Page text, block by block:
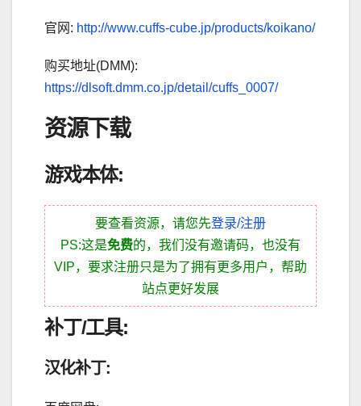
官网: http://www.cuffs-cube.jp/products/koikano/
购买地址(DMM):
https://dlsoft.dmm.co.jp/detail/cuffs_0007/
资源下载
游戏本体:
要查看资源，请您先登录/注册
PS:这是免费的，我们没有邀请码，也没有
VIP，要求注册只是为了拥有更多用户，帮助
站点更好发展
补丁/工具:
汉化补丁: